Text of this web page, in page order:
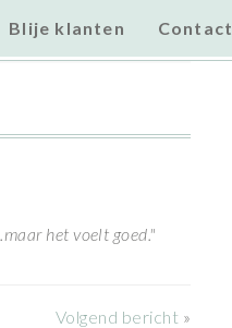
Blije klanten Contact
het voelt goed."
Volgend bericht »